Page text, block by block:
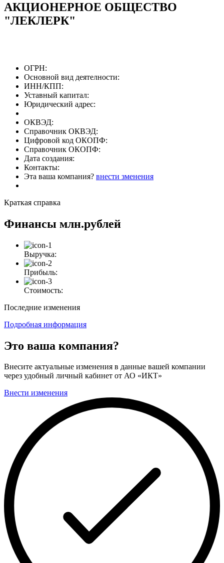
АКЦИОНЕРНОЕ ОБЩЕСТВО
"ЛЕКЛЕРК"
ОГРН:
Основной вид деятелности:
ИНН/КПП:
Уставный капитал:
Юридический адрес:
ОКВЭД:
Справочник ОКВЭД:
Цифровой код ОКОПФ:
Справочник ОКОПФ:
Дата создания:
Контакты:
Эта ваша компания? внести зменения
Краткая справка
Финансы млн.рублей
Выручка:
Прибыль:
Стоимость:
Последние изменения
Подробная информация
Это ваша компания?
Внесите актуальные изменения в данные вашей компании
через удобный личный кабинет от АО «ИКТ»
Внести изменения